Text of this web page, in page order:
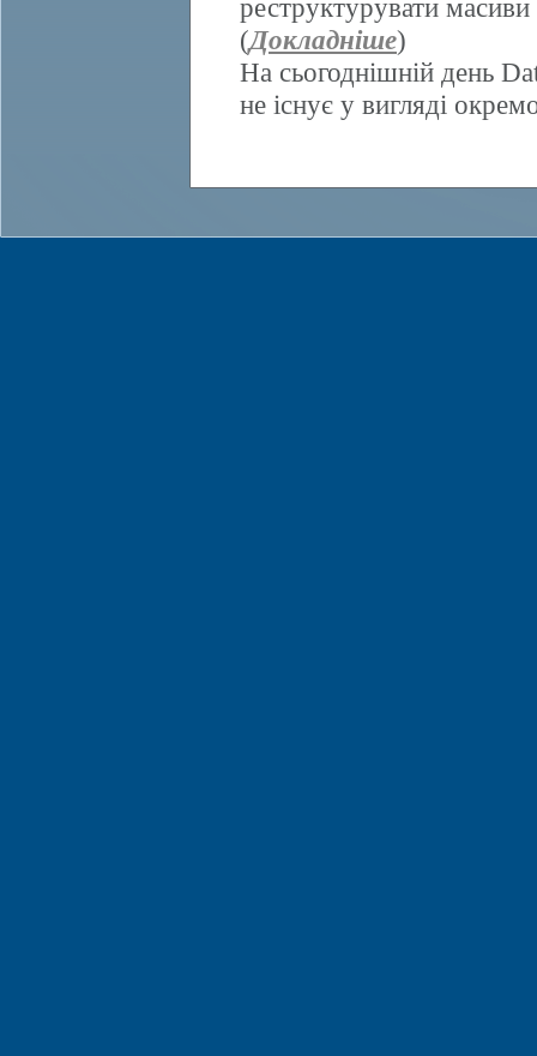
реструктурувати масиви
(Докладніше)
На сьогоднішній день
не існує у вигляді